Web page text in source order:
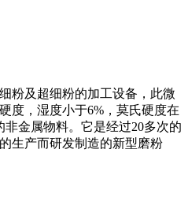
粉及超细粉的加工设备，此微
度，湿度小于6%，莫氏硬度在
金属物料。它是经过20多次的
生产而研发制造的新型磨粉